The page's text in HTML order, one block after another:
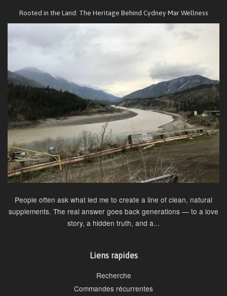
Rooted in the Land: The Heritage Behind Cydney Mar Wellness
People often ask what led me to create a line of clean, natural
supplements. The real answer goes back generations — to a love
story, a hidden truth, and a...
Liens rapides
Recherche
Commandes récurrentes